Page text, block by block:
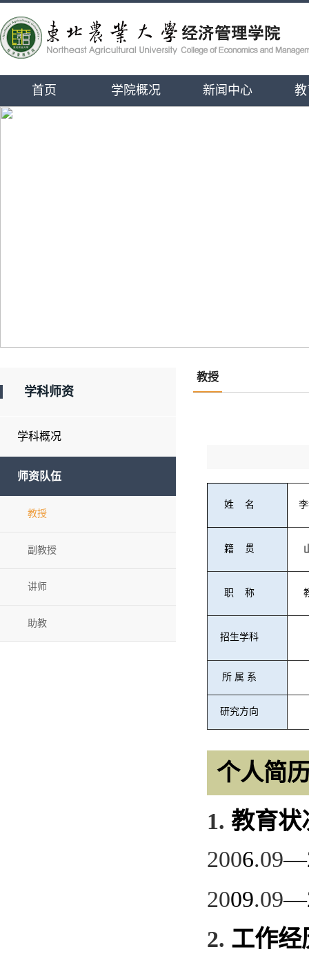
首页 学院概况 新闻中心
学科师资
学科概况
师资队伍
教授
副教授
讲师
助教
教授
姓 名
籍 贯
职 称
招生学科
所 属 系
研究方向
个人简
1. 教育状
2006.09
2009.09
2. 工作经